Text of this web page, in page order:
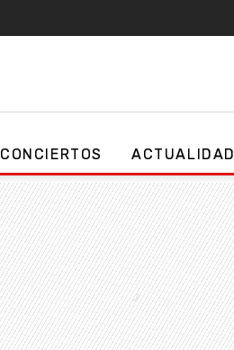
CONCIERTOS ACTUALIDAD